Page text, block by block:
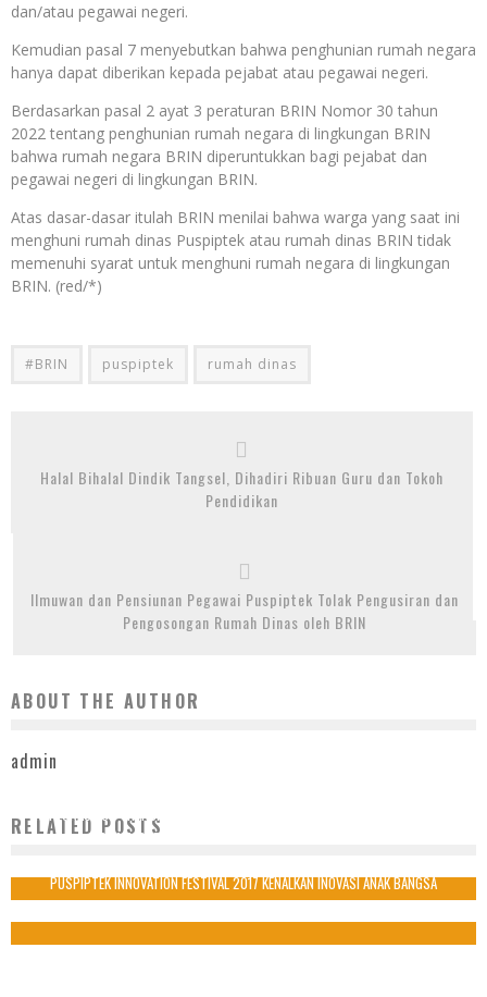
dan/atau pegawai negeri.
Kemudian pasal 7 menyebutkan bahwa penghunian rumah negara
hanya dapat diberikan kepada pejabat atau pegawai negeri.
Berdasarkan pasal 2 ayat 3 peraturan BRIN Nomor 30 tahun
2022 tentang penghunian rumah negara di lingkungan BRIN
bahwa rumah negara BRIN diperuntukkan bagi pejabat dan
pegawai negeri di lingkungan BRIN.
Atas dasar-dasar itulah BRIN menilai bahwa warga yang saat ini
menghuni rumah dinas Puspiptek atau rumah dinas BRIN tidak
memenuhi syarat untuk menghuni rumah negara di lingkungan
BRIN. (red/*)
#BRIN puspiptek rumah dinas
Halal Bihalal Dindik Tangsel, Dihadiri Ribuan Guru dan Tokoh
Pendidikan
Ilmuwan dan Pensiunan Pegawai Puspiptek Tolak Pengusiran dan
Pengosongan Rumah Dinas oleh BRIN
ABOUT THE AUTHOR
admin
RELATED POSTS
EKSPLORASI ISU TRANSISI ENERGI DAN DEKARBONISASI, RD20 SUMMER SCHOOL
2024 PERTEMUKAN PENELITI MUDA NEGARA-NEGARA G20
PUSPIPTEK INNOVATION FESTIVAL 2017 KENALKAN INOVASI ANAK BANGSA